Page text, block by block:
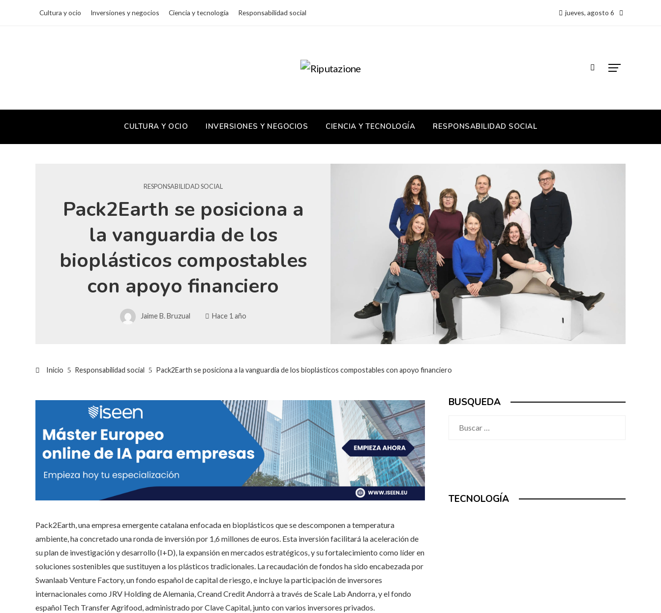
Cultura y ocio Inversiones y negocios Ciencia y tecnología Responsabilidad social jueves, agosto 6
CULTURA Y OCIO INVERSIONES Y NEGOCIOS CIENCIA Y TECNOLOGÍA RESPONSABILIDAD SOCIAL
RESPONSABILIDAD SOCIAL
Pack2Earth se posiciona a
la vanguardia de los
bioplásticos compostables
con apoyo financiero
Jaime B. Bruzual Hace 1 año
Inicio Responsabilidad social Pack2Earth se posiciona a la vanguardia de los bioplásticos compostables con apoyo financiero
Pack2Earth, una empresa emergente catalana enfocada en bioplásticos que se descomponen a temperatura
ambiente, ha concretado una ronda de inversión por 1,6 millones de euros. Esta inversión facilitará la aceleración de
su plan de investigación y desarrollo (I+D), la expansión en mercados estratégicos, y su fortalecimiento como líder en
soluciones sostenibles que sustituyen a los plásticos tradicionales. La recaudación de fondos ha sido encabezada por
Swanlaab Venture Factory, un fondo español de capital de riesgo, e incluye la participación de inversores
internacionales como JRV Holding de Alemania, Creand Credit Andorrà a través de Scale Lab Andorra, y el fondo
español Tech Transfer Agrifood, administrado por Clave Capital, junto con varios inversores privados.
BUSQUEDA
TECNOLOGÍA